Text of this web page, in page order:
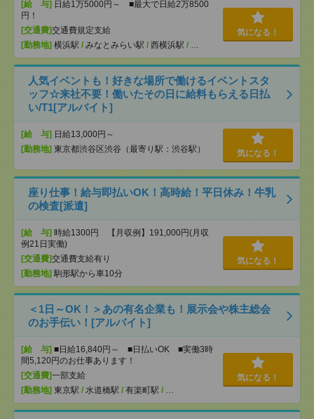
[給 与] 日給1万5000円～ ■最大で日給2万8500
円！
[交通費]交通費規定支給
[勤務地] 横浜駅 / みなとみらい駅 / 西横浜駅 / …
気になる！
人気イベントも！好きな場所で働けるイベントスタ
ッフ☆来社不要！働いたその日に給料もらえる日払
い/T1[アルバイト]
[給 与] 日給13,000円～
[勤務地] 東京都渋谷区渋谷（最寄り駅：渋谷駅） 気になる！
座り仕事！給与即払いOK！高時給！平日休み！牛乳
の検査[派遣]
[給 与] 時給1300円 【月収例】191,000円(月収
例21日実働)
[交通費]交通費支給有り
[勤務地] 駒形駅から車10分
気になる！
＜1日～OK！＞あの有名企業も！展示会や株主総会
のお手伝い！[アルバイト]
[給 与] ■日給16,840円～ ■日払いOK ■実働3時
間5,120円のお仕事あります！
[交通費]一部支給
[勤務地] 東京駅 / 水道橋駅 / 有楽町駅 / …
気になる！